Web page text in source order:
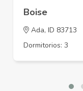
Boise
Ada, ID 83713
Dormitorios: 3